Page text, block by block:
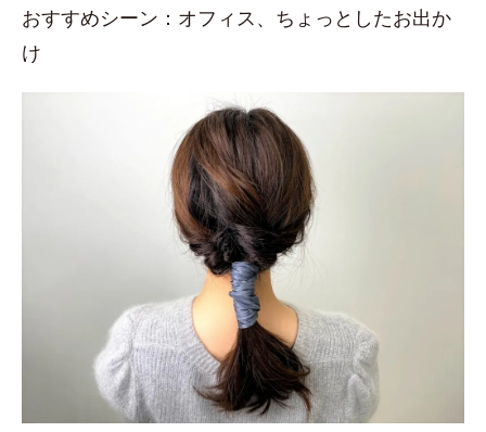
おすすめシーン：オフィス、ちょっとしたお出か
け